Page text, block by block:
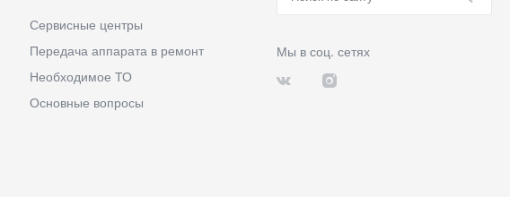
Сервисные центры
Передача аппарата в ремонт
Необходимое ТО
Основные вопросы
Мы в соц. сетях